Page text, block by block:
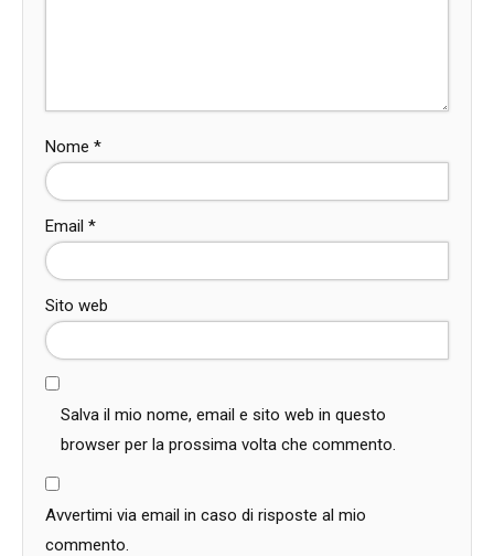
Nome *
Email *
Sito web
Salva il mio nome, email e sito web in questo
browser per la prossima volta che commento.
Avvertimi via email in caso di risposte al mio
commento.